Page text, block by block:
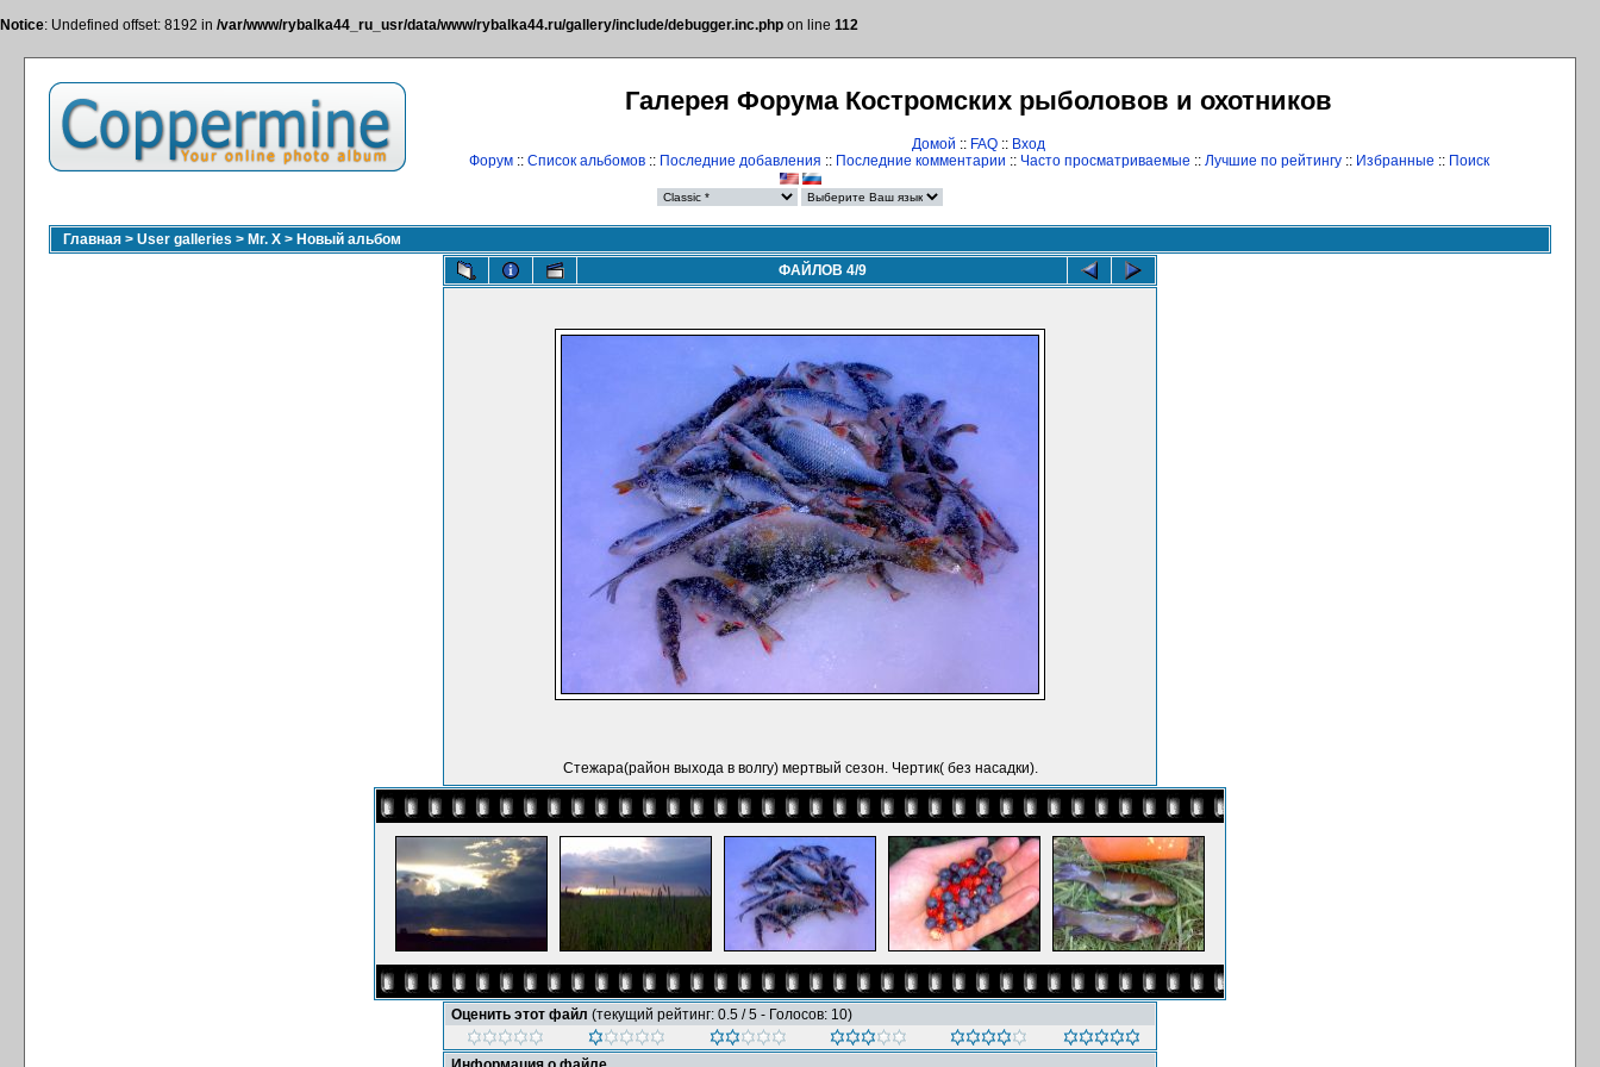
Notice: Undefined offset: 8192 in /var/www/rybalka44_ru_usr/data/www/rybalka44.ru/gallery/include/debugger.inc.php on line 112
Галерея Форума Костромских рыболовов и охотников
Домой :: FAQ :: Вход
Форум:: Список альбомов:: Последние добавления :: Последние комментарии :: Часто просматриваемые :: Лучшие по рейтингу:: Избранные :: Поиск
Главная > User galleries > Mr. X > Новый альбом
ФАЙЛОВ 4/9
Стежара(район выхода в волгу) мертвый сезон. Чертик( без насадки).
Оценить этот файл (текущий рейтинг: 0.5 / 5 - Голосов: 10)